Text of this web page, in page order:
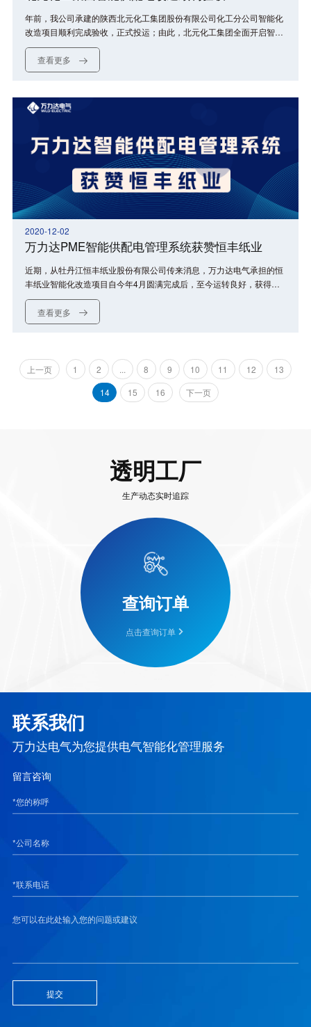
年前，我公司承建的陕西北元化工集团股份有限公司化工分公司智能化
改造项目顺利完成验收，正式投运；由此，北元化工集团全面开启智能
供配电建设的新里程。
查看更多
2020-12-02
万力达PME智能供配电管理系统获赞恒丰纸业
近期，从牡丹江恒丰纸业股份有限公司传来消息，万力达电气承担的恒
丰纸业智能化改造项目自今年4月圆满完成后，至今运转良好，获得称
赞。
查看更多
上一页 1 2 ... 8 9 10 11 12
13
14
15 16 下一页
透明工厂
生产动态实时追踪
查询订单
点击查询订单
联系我们
万力达电气为您提供电气智能化管理服务
留言咨询
提交